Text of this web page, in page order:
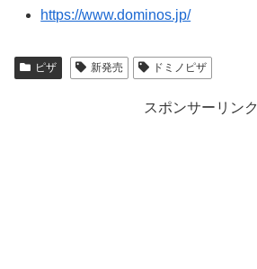
https://www.dominos.jp/
ピザ 新発売 ドミノピザ
スポンサーリンク